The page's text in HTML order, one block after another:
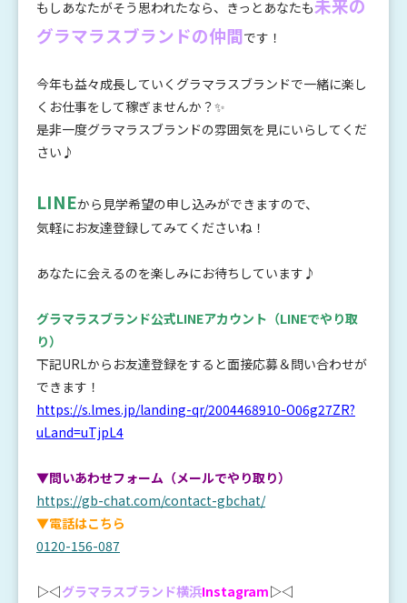
もしあなたがそう思われたなら、きっとあなたも
グラマラスブランドの仲間です！
今年も益々成長していくグラマラスブランドで一緒に楽し
くお仕事をして稼ぎませんか？✨
是非一度グラマラスブランドの雰囲気を見にいらしてくだ
さい♪
LINEから見学希望の申し込みができますので、
気軽にお友達登録してみてくださいね！
あなたに会えるのを楽しみにお待ちしています♪
グラマラスブランド公式LINEアカウント （LINEでやり取
り）
下記URLからお友達登録をすると面接応募＆問い合わせが
できます！
https://s.lmes.jp/landing-qr/2004468910-O06g27ZR?
uLand=uTjpL4
▼問いあわせフォーム（メールでやり取り）
https://gb-chat.com/contact-gbchat/
▼電話はこちら
0120-156-087
▷◁グラマラスブランド横浜Instagram▷◁